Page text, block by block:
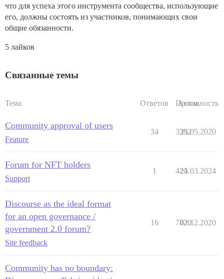
что для успеха этого инструмента сообщества, использующие
его, должны состоять из участников, понимающих свои
общие обязанности.
5 лайков
Связанные темы
Тема Ответов Просм.
Активность
Community approval of users
Feature
34 3392
25.05.2020
Forum for NFT holders
Support
1 424
25.03.2024
Discourse as the ideal format
for an open governance /
government 2.0 forum?
Site feedback
16 7820
02.12.2020
Community has no boundary: